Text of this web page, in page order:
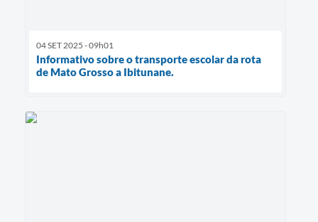
04 SET 2025 - 09h01
Informativo sobre o transporte escolar da rota
de Mato Grosso a Ibitunane.